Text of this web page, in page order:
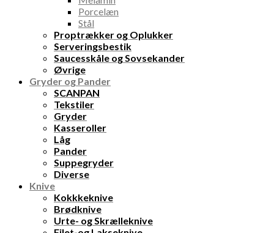
Porcelæn
Stål
Proptrækker og Oplukker
Serveringsbestik
Saucesskåle og Sovsekander
Øvrige
Gryder og Pander
SCANPAN
Tekstiler
Gryder
Kasseroller
Låg
Pander
Suppegryder
Diverse
Knive
Kokkkeknive
Brødknive
Urte- og Skrælleknive